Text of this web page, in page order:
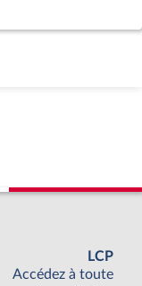
LCP
Accédez à toute